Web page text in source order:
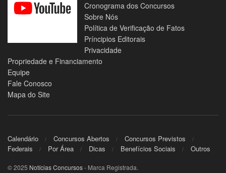
Cronograma dos Concursos
Sobre Nós
Política de Verificação de Fatos
Príncipios Editorais
Privacidade
Propriedade e Financiamento
Equipe
Fale Conosco
Mapa do Site
Calendário Concursos Abertos
Concursos Previstos
Federais
Por Área Dicas Benefícios Sociais Outros
© 2025 Notícias Concursos- Marca Registrada.